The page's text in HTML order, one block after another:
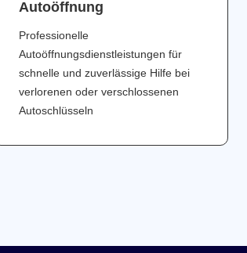
Аutoöffnung
Professionelle
Autoöffnungsdienstleistungen für
schnelle und zuverlässige Hilfe bei
verlorenen oder verschlossenen
Autoschlüsseln